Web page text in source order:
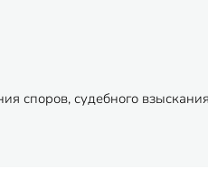
споров, судебного